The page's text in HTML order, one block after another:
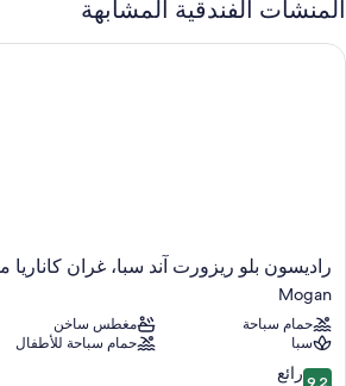
المنشآت الفندقية المشابهة
راديسون
بلو
ريزورت
آند
سبا،
غران
راديسون بلو ريزورت آند سبا، غران كاناريا
Mogan
حمام سباحة
مغطس ساخن
سبا
حمام سباحة للأطفال
9.2
9.2 رائع
راديسون بلو ريزورت آند سبا، غران كاناريا